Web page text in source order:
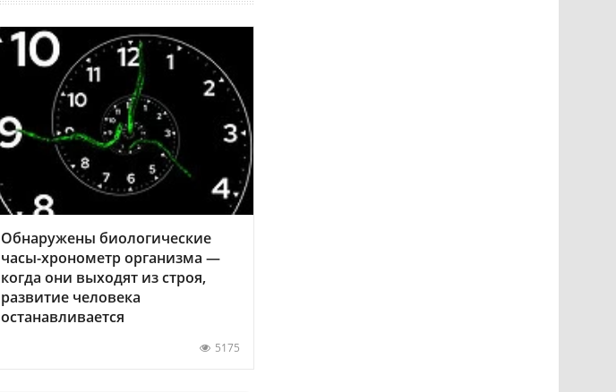
Обнаружены биологические
часы-хронометр организма —
когда они выходят из строя,
развитие человека
останавливается
5175